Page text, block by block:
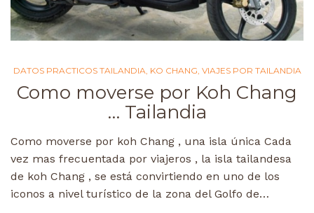
DATOS PRACTICOS TAILANDIA, KO CHANG, VIAJES POR TAILANDIA
Como moverse por Koh Chang
… Tailandia
Como moverse por koh Chang , una isla única Cada
vez mas frecuentada por viajeros , la isla tailandesa
de koh Chang , se está convirtiendo en uno de los
iconos a nivel turístico de la zona del Golfo de…